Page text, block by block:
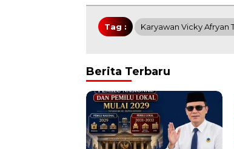
Tag : Karyawan Vicky Afryan
Berita Terbaru